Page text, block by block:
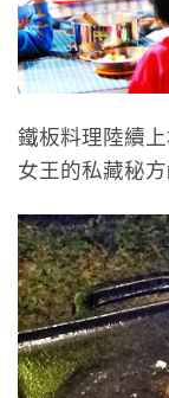
鐵板料理陸續
女王的私藏秘方